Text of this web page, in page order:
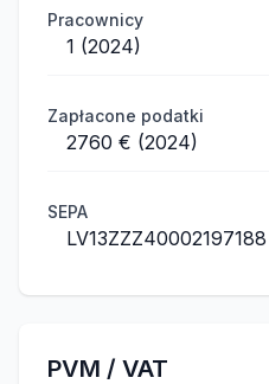
Pracownicy
1 (2024)
Zapłacone podatki
2760 € (2024)
SEPA
LV13ZZZ40002197188
PVM / VAT